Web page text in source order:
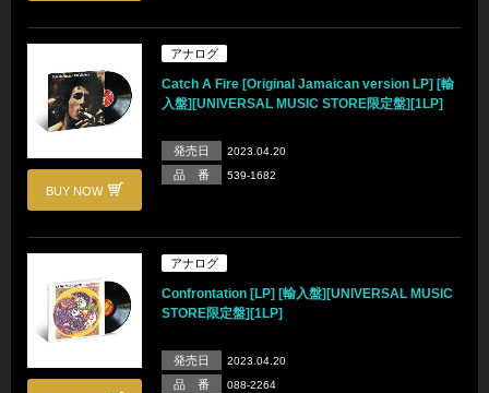
BUY NOW
アナログ
Catch A Fire [Original Jamaican version LP] [輸
入盤][UNIVERSAL MUSIC STORE限定盤][1LP]
発売日 2023.04.20
品 番 539-1682
アナログ
Confrontation [LP] [輸入盤][UNIVERSAL MUSIC
STORE限定盤][1LP]
発売日 2023.04.20
品 番 088-2264